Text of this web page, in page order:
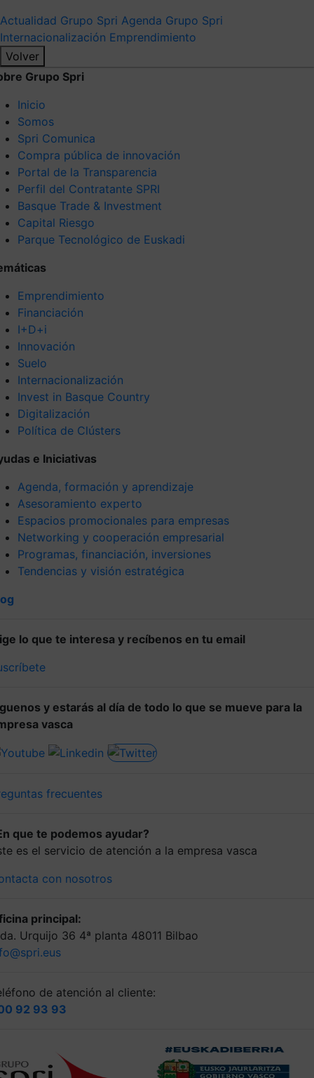
Actualidad Grupo Spri Agenda Grupo Spri
Internacionalización Emprendimiento
Volver
Grupo Spri
Inicio
Somos
Spri Comunica
Compra pública de innovación
Portal de la Transparencia
Perfil del Contratante SPRI
Basque Trade & Investment
Capital Riesgo
Parque Tecnológico de Euskadi
Emprendimiento
Financiación
I+D+i
Innovación
Suelo
Internacionalización
Invest in Basque Country
Digitalización
Política de Clústers
e Iniciativas
Agenda, formación y aprendizaje
Asesoramiento experto
Espacios promocionales para empresas
Networking y cooperación empresarial
Programas, financiación, inversiones
Tendencias y visión estratégica
lo que te interesa y recíbenos en tu email
y estarás al día de todo lo que se mueve para la
vasca
frecuentes
que te podemos ayudar?
es el servicio de atención a la empresa vasca
con nosotros
principal:
Urquijo 36 4ª planta 48011 Bilbao
de atención al cliente:
92 93 93